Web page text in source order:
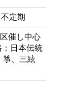
～ 16:00 不定期
催し中心
：日本伝統
、三絃